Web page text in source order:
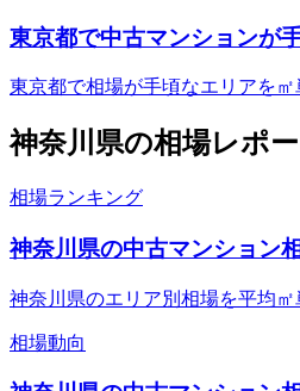
東京都で中古マンションが
東京都で相場が手頃なエリアを㎡
神奈川県の相場レポー
相場ランキング
神奈川県の中古マンション
神奈川県のエリア別相場を平均
相場動向